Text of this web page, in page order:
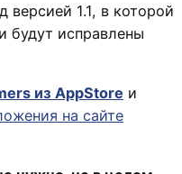
1.1, в которой
будут исправлены
из AppStore и
на сайте